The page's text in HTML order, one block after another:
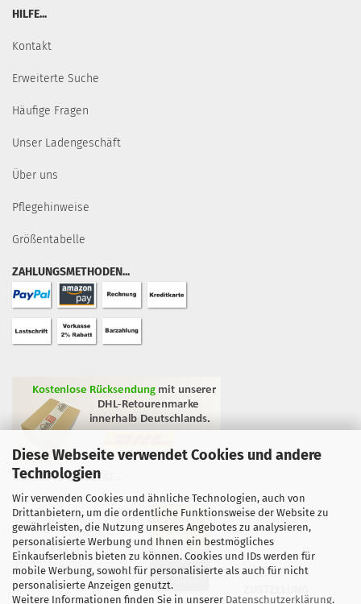
Diese Webseite verwendet Cookies und andere
Technologien
Wir verwenden Cookies und ähnliche Technologien, auch von
Drittanbietern, um die ordentliche Funktionsweise der Website zu
gewährleisten, die Nutzung unseres Angebotes zu analysieren,
personalisierte Werbung und Ihnen ein bestmögliches
Einkaufserlebnis bieten zu können. Cookies und IDs werden für
mobile Werbung, sowohl für personalisierte als auch für nicht
personalisierte Anzeigen genutzt.
Weitere Informationen finden Sie in unserer Datenschutzerklärung.
HILFE...
Kontakt
Erweiterte Suche
Häufige Fragen
Unser Ladengeschäft
Über uns
Pflegehinweise
Größentabelle
ZAHLUNGSMETHODEN...
GEPRÜFTE QUALITÄT...